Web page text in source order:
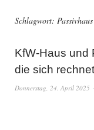
Schlagwort: Passivhaus
KfW-Haus und
die sich rechnet
Donnerstag, 24. April 2025